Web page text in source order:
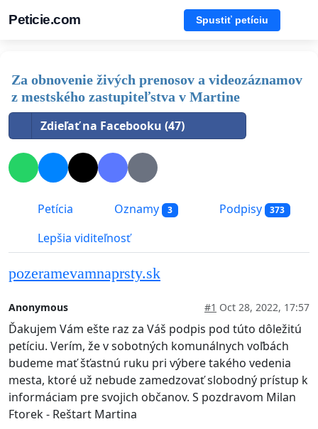
Peticie.com Spustiť petíciu
Za obnovenie živých prenosov a videozáznamov
z mestského zastupiteľstva v Martine
Zdieľať na Facebooku (47)
Petícia Oznamy 3 Podpisy 373
Lepšia viditeľnosť
pozeramevamnaprsty.sk
Anonymous #1 Oct 28, 2022, 17:57
Ďakujem Vám ešte raz za Váš podpis pod túto dôležitú
petíciu. Verím, že v sobotných komunálnych voľbách
budeme mať šťastnú ruku pri výbere takého vedenia
mesta, ktoré už nebude zamedzovať slobodný prístup k
informáciam pre svojich občanov. S pozdravom Milan
Ftorek - Reštart Martina